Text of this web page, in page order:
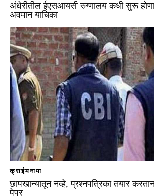
अंधेरीतील ईएसआयसी रुग्णालय कधी सुरू
अवमान याचिका
क्राईमनामा
छापखान्यातून नव्हे, प्रश्नपत्रिका तयार
पेपर